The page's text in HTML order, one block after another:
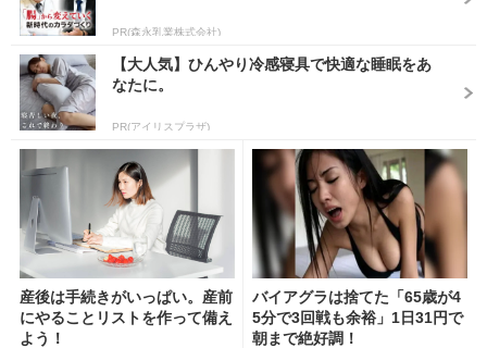
PR(森永乳業株式会社)
【大人気】ひんやり冷感寝具で快適な睡眠をあ
なたに。
PR(アイリスプラザ)
産後は手続きがいっぱい。産前
にやることリストを作って備え
よう！
バイアグラは捨てた「65歳が4
5分で3回戦も余裕」1日31円で
朝まで絶好調！